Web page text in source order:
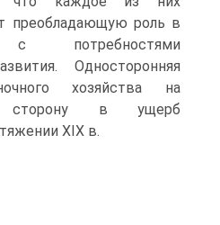
преобладающую роль в
с потребностями
Односторонняя
хозяйства на
сторону в ущерб
XIX в.